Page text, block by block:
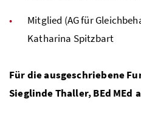
Mitglied (AGfür
Katharina Spitzbart
Für die ausgeschriebene
Sieglinde Thaller,BEd MEd